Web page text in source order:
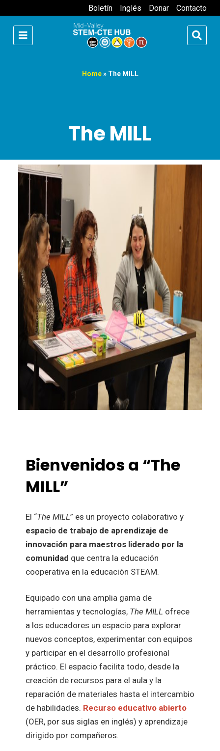
Boletín Inglés Donar Contacto
Home» The MILL
The MILL
Bienvenidos a “The
MILL”
El “The MILL” es un proyecto colaborativo y
espacio de trabajo de aprendizaje de
innovación para maestros liderado por la
comunidad que centra la educación
cooperativa en la educación STEAM.
Equipado con una amplia gama de
herramientas y tecnologías, The MILL ofrece
a los educadores un espacio para explorar
nuevos conceptos, experimentar con equipos
y participar en el desarrollo profesional
práctico. El espacio facilita todo, desde la
creación de recursos para el aula y la
reparación de materiales hasta el intercambio
de habilidades. Recurso educativo abierto
(OER, por sus siglas en inglés) y aprendizaje
dirigido por compañeros.